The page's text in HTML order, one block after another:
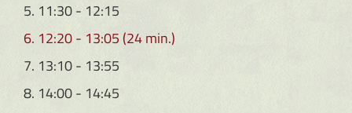
5. 11:30 - 12:15
6. 12:20 - 13:05 (24 min.)
7. 13:10 - 13:55
8. 14:00 - 14:45